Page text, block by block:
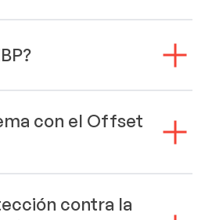
con el Offset
contra la